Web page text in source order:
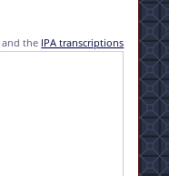
and the IPA transcriptions